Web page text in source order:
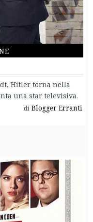
Hitler torna nella
una star televisiva.
di Blogger Erranti